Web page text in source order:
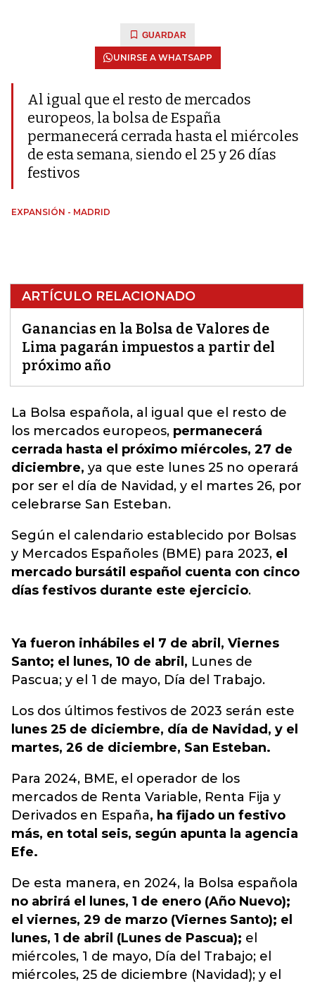
GUARDAR
UNIRSE A WHATSAPP
Al igual que el resto de mercados
europeos, la bolsa de España
permanecerá cerrada hasta el miércoles
de esta semana, siendo el 25 y 26 días
festivos
EXPANSIÓN - MADRID
ARTÍCULO RELACIONADO
Ganancias en la Bolsa de Valores de
Lima pagarán impuestos a partir del
próximo año
La Bolsa española, al igual que el resto de
los mercados europeos, permanecerá
cerrada hasta el próximo miércoles, 27 de
diciembre, ya que este lunes 25 no operará
por ser el día de Navidad, y el martes 26, por
celebrarse San Esteban.
Según el calendario establecido por Bolsas
y Mercados Españoles (BME) para 2023, el
mercado bursátil español cuenta con cinco
días festivos durante este ejercicio.
Ya fueron inhábiles el 7 de abril, Viernes
Santo; el lunes, 10 de abril, Lunes de
Pascua; y el 1 de mayo, Día del Trabajo.
Los dos últimos festivos de 2023 serán este
lunes 25 de diciembre, día de Navidad, y el
martes, 26 de diciembre, San Esteban.
Para 2024, BME, el operador de los
mercados de Renta Variable, Renta Fija y
Derivados en España, ha fijado un festivo
más, en total seis, según apunta la agencia
Efe.
De esta manera, en 2024, la Bolsa española
no abrirá el lunes, 1 de enero (Año Nuevo);
el viernes, 29 de marzo (Viernes Santo); el
lunes, 1 de abril (Lunes de Pascua); el
miércoles, 1 de mayo, Día del Trabajo; el
miércoles, 25 de diciembre (Navidad); y el